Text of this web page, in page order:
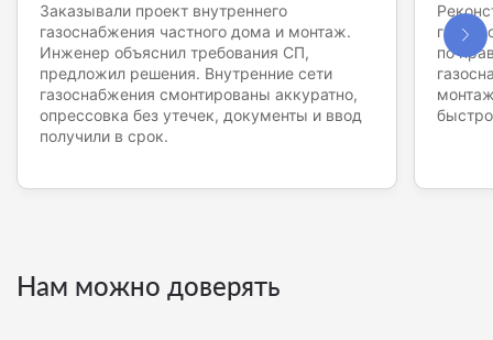
Заказывали проект внутреннего
газоснабжения частного дома и монтаж.
Инженер объяснил требования СП,
предложил решения. Внутренние сети
газоснабжения смонтированы аккуратно,
опрессовка без утечек, документы и ввод
получили в срок.
по
Нам можно доверять